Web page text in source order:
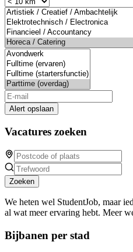
Alert opslaan
Vacatures zoeken
Zoeken
We heten wel StudentJob, maar
al wat meer ervaring hebt. Meer
Bijbanen per stad